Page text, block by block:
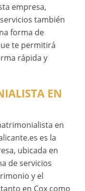
empresa,
también
forma de
te permitirá
rápida y
EN
en
es la
ubicada en
de servicios
y el
en Cox como